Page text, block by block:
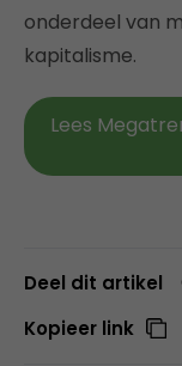
onderdeel van
kapitalisme.
Lees
Deel dit artikel
Kopieer link